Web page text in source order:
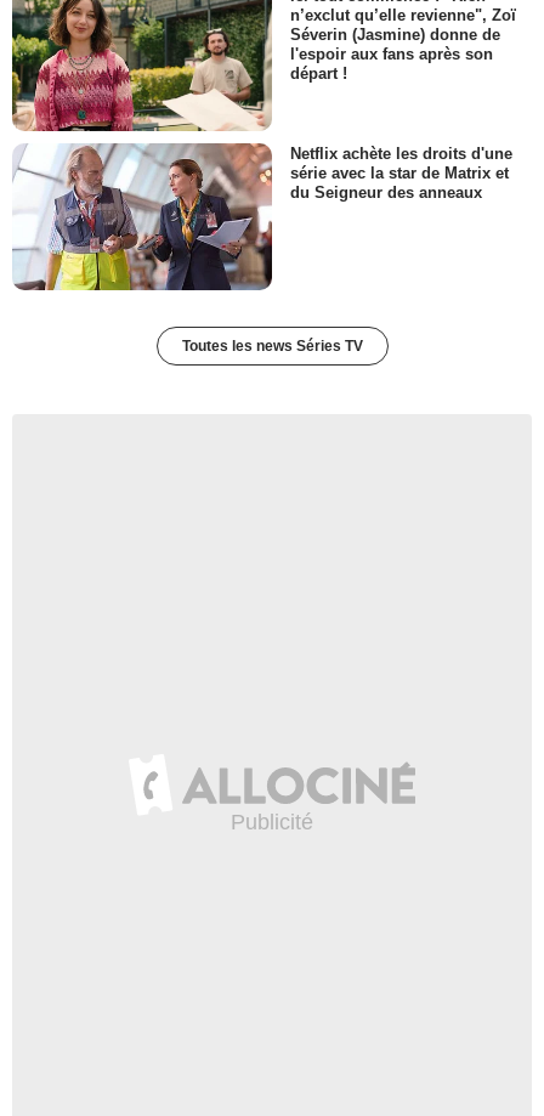
n’exclut qu’elle revienne", Zoï
Séverin (Jasmine) donne de
l'espoir aux fans après son
départ !
Netflix achète les droits d'une
série avec la star de Matrix et
du Seigneur des anneaux
Toutes les news Séries TV